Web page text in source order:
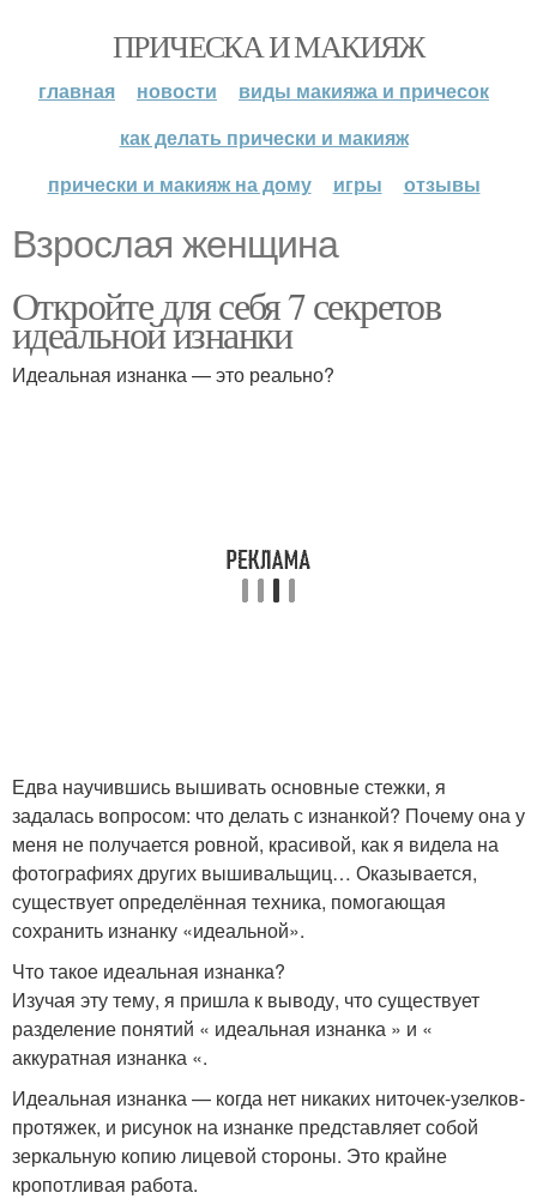
ПРИЧЕСКА И МАКИЯЖ
главная новости
виды макияжа и причесок
как делать прически и макияж
прически и макияж на дому
игры отзывы
Взрослая женщина
Откройте для себя 7 секретов
идеальной изнанки
Идеальная изнанка — это реально?
Едва научившись вышивать основные стежки, я
задалась вопросом: что делать с изнанкой? Почему она у
меня не получается ровной, красивой, как я видела на
фотографиях других вышивальщиц… Оказывается,
существует определённая техника, помогающая
сохранить изнанку «идеальной».
Что такое идеальная изнанка?
Изучая эту тему, я пришла к выводу, что существует
разделение понятий « идеальная изнанка » и «
аккуратная изнанка «.
Идеальная изнанка — когда нет никаких ниточек-узелков-
протяжек, и рисунок на изнанке представляет собой
зеркальную копию лицевой стороны. Это крайне
кропотливая работа.